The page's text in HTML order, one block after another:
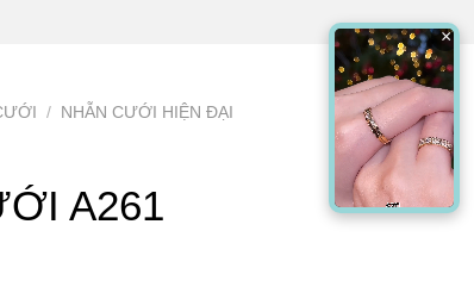
/ NHẪN CƯỚI HIỆN ĐẠI
A261
×